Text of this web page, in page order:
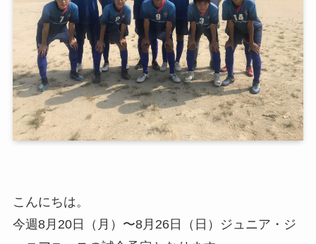
こんにちは。
今週8月20日（月）〜8月26日（日）ジュニア・ジ